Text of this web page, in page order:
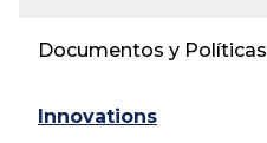
Documentos y Políticas
Innovations